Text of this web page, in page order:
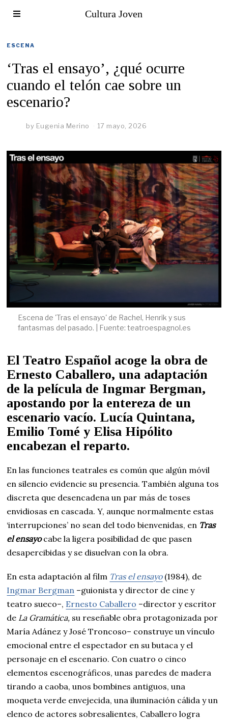
Cultura Joven
ESCENA
‘Tras el ensayo’, ¿qué ocurre
cuando el telón cae sobre un
escenario?
by Eugenia Merino 17 mayo, 2026
Escena de 'Tras el ensayo' de Rachel, Henrik y sus
fantasmas del pasado. | Fuente: teatroespagnol.es
El Teatro Español acoge la obra de
Ernesto Caballero, una adaptación
de la película de Ingmar Bergman,
apostando por la entereza de un
escenario vacío. Lucía Quintana,
Emilio Tomé y Elisa Hipólito
encabezan el reparto.
En las funciones teatrales es común que algún móvil
en silencio evidencie su presencia. También alguna tos
discreta que desencadena un par más de toses
envidiosas en cascada. Y, aunque normalmente estas
‘interrupciones’ no sean del todo bienvenidas, en Tras
el ensayo cabe la ligera posibilidad de que pasen
desapercibidas y se disuelvan con la obra.
En esta adaptación al film Tras el ensayo (1984), de
Ingmar Bergman –guionista y director de cine y
teatro sueco–, Ernesto Caballero –director y escritor
de La Gramática, su reseñable obra protagonizada por
María Adánez y José Troncoso– construye un vínculo
emocional entre el espectador en su butaca y el
personaje en el escenario. Con cuatro o cinco
elementos escenográficos, unas paredes de madera
tirando a caoba, unos bombines antiguos, una
moqueta verde envejecida, una iluminación cálida y un
elenco de actores sobresalientes, Caballero logra